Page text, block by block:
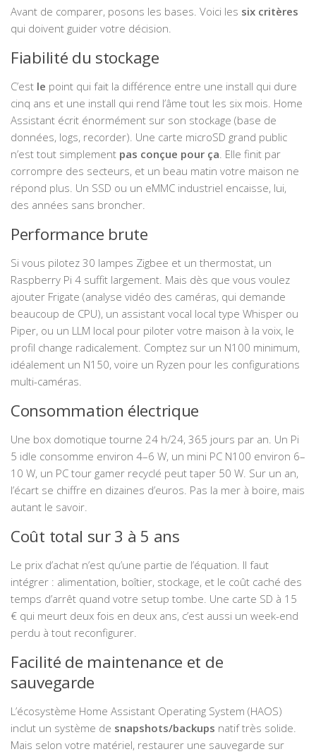
Avant de comparer, posons les bases. Voici les six critères
qui doivent guider votre décision.
Fiabilité du stockage
C’est le point qui fait la différence entre une install qui dure
cinq ans et une install qui rend l’âme tout les six mois. Home
Assistant écrit énormément sur son stockage (base de
données, logs, recorder). Une carte microSD grand public
n’est tout simplement pas conçue pour ça. Elle finit par
corrompre des secteurs, et un beau matin votre maison ne
répond plus. Un SSD ou un eMMC industriel encaisse, lui,
des années sans broncher.
Performance brute
Si vous pilotez 30 lampes Zigbee et un thermostat, un
Raspberry Pi 4 suffit largement. Mais dès que vous voulez
ajouter Frigate (analyse vidéo des caméras, qui demande
beaucoup de CPU), un assistant vocal local type Whisper ou
Piper, ou un LLM local pour piloter votre maison à la voix, le
profil change radicalement. Comptez sur un N100 minimum,
idéalement un N150, voire un Ryzen pour les configurations
multi-caméras.
Consommation électrique
Une box domotique tourne 24 h/24, 365 jours par an. Un Pi
5 idle consomme environ 4–6 W, un mini PC N100 environ 6–
10 W, un PC tour gamer recyclé peut taper 50 W. Sur un an,
l’écart se chiffre en dizaines d’euros. Pas la mer à boire, mais
autant le savoir.
Coût total sur 3 à 5 ans
Le prix d’achat n’est qu’une partie de l’équation. Il faut
intégrer : alimentation, boîtier, stockage, et le coût caché des
temps d’arrêt quand votre setup tombe. Une carte SD à 15
€ qui meurt deux fois en deux ans, c’est aussi un week-end
perdu à tout reconfigurer.
Facilité de maintenance et de
sauvegarde
L’écosystème Home Assistant Operating System (HAOS)
inclut un système de snapshots/backups natif très solide.
Mais selon votre matériel, restaurer une sauvegarde sur